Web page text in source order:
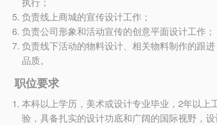
负责线上商城的宣传设计工作；
负责公司形象和活动宣传的创意平面设计工作；
负责线下活动的物料设计、相关物料制作的跟
品质。
职位要求
本科以上学历，美术或设计专业毕业，2年以上
验，具备扎实的设计功底和广阔的国际视野，